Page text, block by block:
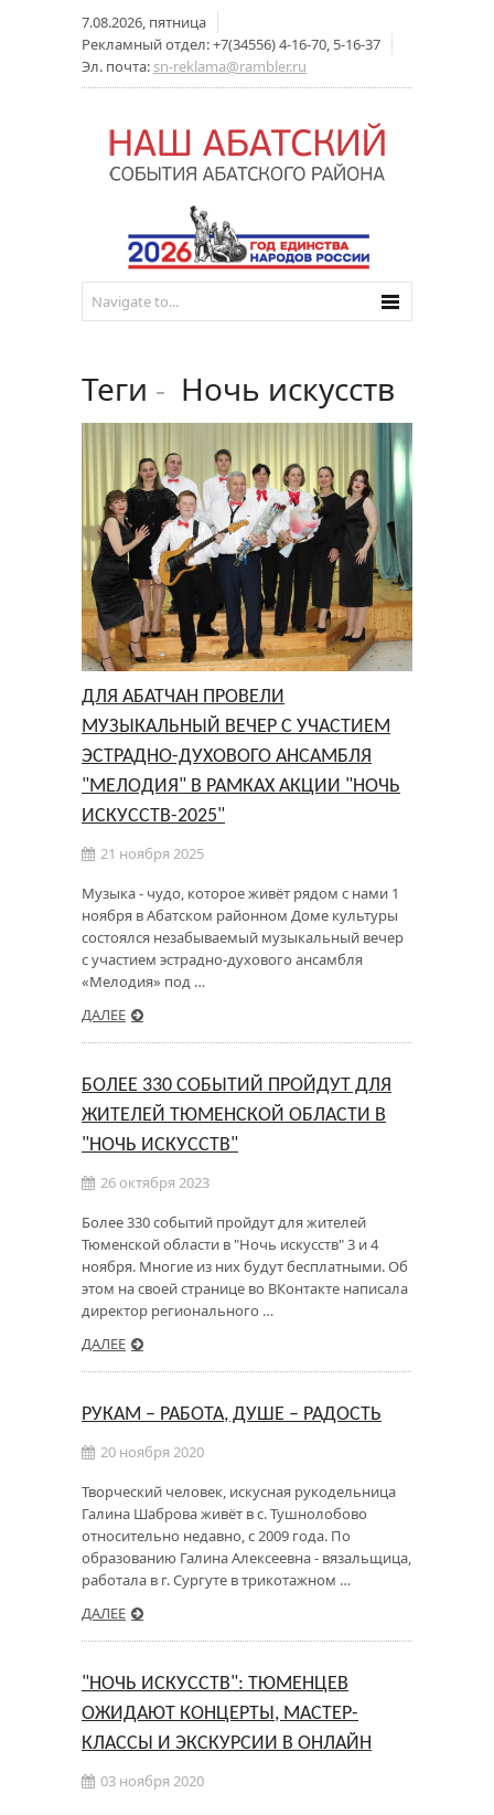
7.08.2026, пятница
Рекламный отдел: +7(34556) 4-16-70, 5-16-37
Эл. почта: sn-reklama@rambler.ru
Теги - Ночь искусств
ДЛЯ АБАТЧАН ПРОВЕЛИ
МУЗЫКАЛЬНЫЙ ВЕЧЕР С УЧАСТИЕМ
ЭСТРАДНО-ДУХОВОГО АНСАМБЛЯ
"МЕЛОДИЯ" В РАМКАХ АКЦИИ "НОЧЬ
ИСКУССТВ-2025"
21 ноября 2025
Музыка - чудо, которое живёт рядом с нами 1
ноября в Абатском районном Доме культуры
состоялся незабываемый музыкальный вечер
с участием эстрадно-духового ансамбля
«Мелодия» под …
ДАЛЕЕ
БОЛЕЕ 330 СОБЫТИЙ ПРОЙДУТ ДЛЯ
ЖИТЕЛЕЙ ТЮМЕНСКОЙ ОБЛАСТИ В
"НОЧЬ ИСКУССТВ"
26 октября 2023
Более 330 событий пройдут для жителей
Тюменской области в "Ночь искусств" 3 и 4
ноября. Многие из них будут бесплатными. Об
этом на своей странице во ВКонтакте написала
директор регионального …
ДАЛЕЕ
РУКАМ – РАБОТА, ДУШЕ – РАДОСТЬ
20 ноября 2020
Творческий человек, искусная рукодельница
Галина Шаброва живёт в с. Тушнолобово
относительно недавно, с 2009 года. По
образованию Галина Алексеевна - вязальщица,
работала в г. Сургуте в трикотажном …
ДАЛЕЕ
"НОЧЬ ИСКУССТВ": ТЮМЕНЦЕВ
ОЖИДАЮТ КОНЦЕРТЫ, МАСТЕР-
КЛАССЫ И ЭКСКУРСИИ В ОНЛАЙН
03 ноября 2020